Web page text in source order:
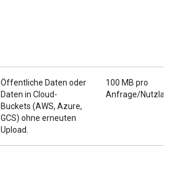
Öffentliche Daten oder
Daten in Cloud-
Buckets (AWS, Azure,
GCS) ohne erneuten
Upload.
100 MB pro
Anfrage/Nutzlast